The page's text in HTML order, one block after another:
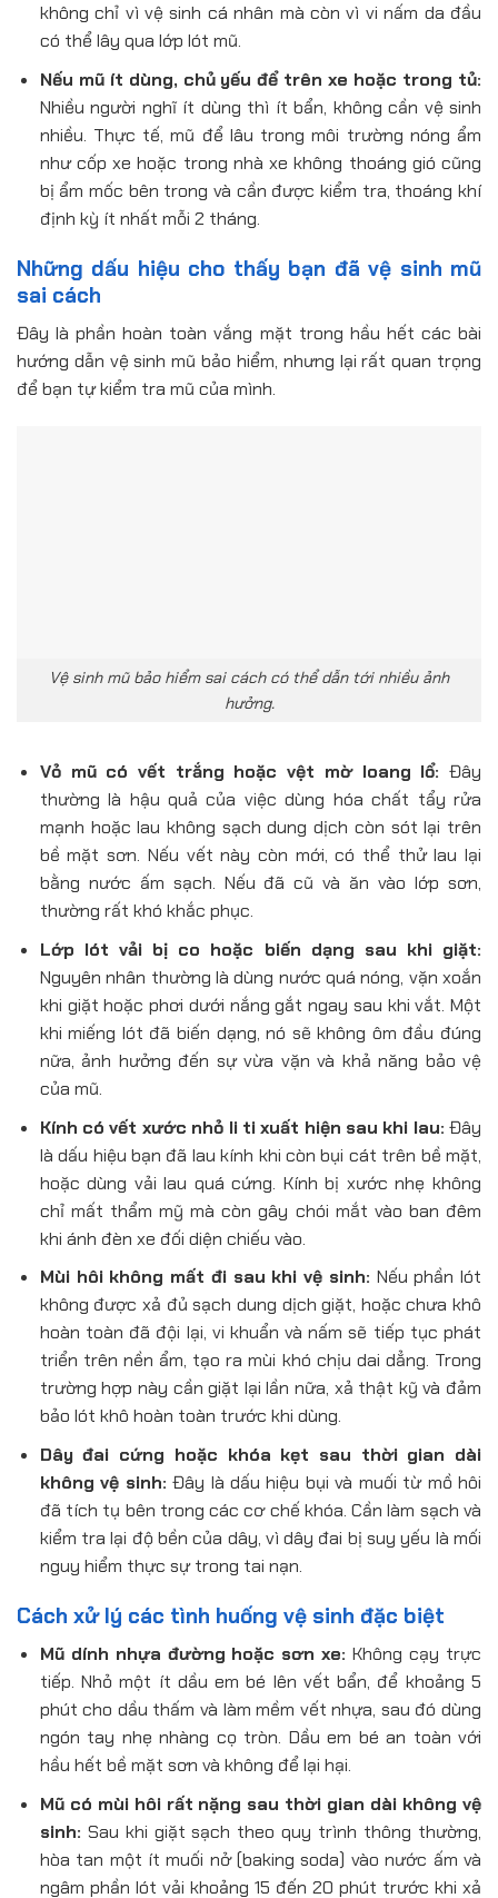
không chỉ vì vệ sinh cá nhân mà còn vì vi nấm da đầu
có thể lây qua lớp lót mũ.
Nếu mũ ít dùng, chủ yếu để trên xe hoặc trong tủ:
Nhiều người nghĩ ít dùng thì ít bẩn, không cần vệ sinh
nhiều. Thực tế, mũ để lâu trong môi trường nóng ẩm
như cốp xe hoặc trong nhà xe không thoáng gió cũng
bị ẩm mốc bên trong và cần được kiểm tra, thoáng khí
định kỳ ít nhất mỗi 2 tháng.
Những dấu hiệu cho thấy bạn đã vệ sinh mũ
sai cách
Đây là phần hoàn toàn vắng mặt trong hầu hết các bài
hướng dẫn vệ sinh mũ bảo hiểm, nhưng lại rất quan trọng
để bạn tự kiểm tra mũ của mình.
Vệ sinh mũ bảo hiểm sai cách có thể dẫn tới nhiều ảnh
hưởng.
Vỏ mũ có vết trắng hoặc vệt mờ loang lổ: Đây
thường là hậu quả của việc dùng hóa chất tẩy rửa
mạnh hoặc lau không sạch dung dịch còn sót lại trên
bề mặt sơn. Nếu vết này còn mới, có thể thử lau lại
bằng nước ấm sạch. Nếu đã cũ và ăn vào lớp sơn,
thường rất khó khắc phục.
Lớp lót vải bị co hoặc biến dạng sau khi giặt:
Nguyên nhân thường là dùng nước quá nóng, vặn xoắn
khi giặt hoặc phơi dưới nắng gắt ngay sau khi vắt. Một
khi miếng lót đã biến dạng, nó sẽ không ôm đầu đúng
nữa, ảnh hưởng đến sự vừa vặn và khả năng bảo vệ
của mũ.
Kính có vết xước nhỏ li ti xuất hiện sau khi lau: Đây
là dấu hiệu bạn đã lau kính khi còn bụi cát trên bề mặt,
hoặc dùng vải lau quá cứng. Kính bị xước nhẹ không
chỉ mất thẩm mỹ mà còn gây chói mắt vào ban đêm
khi ánh đèn xe đối diện chiếu vào.
Mùi hôi không mất đi sau khi vệ sinh: Nếu phần lót
không được xả đủ sạch dung dịch giặt, hoặc chưa khô
hoàn toàn đã đội lại, vi khuẩn và nấm sẽ tiếp tục phát
triển trên nền ẩm, tạo ra mùi khó chịu dai dẳng. Trong
trường hợp này cần giặt lại lần nữa, xả thật kỹ và đảm
bảo lót khô hoàn toàn trước khi dùng.
Dây đai cứng hoặc khóa kẹt sau thời gian dài
không vệ sinh: Đây là dấu hiệu bụi và muối từ mồ hôi
đã tích tụ bên trong các cơ chế khóa. Cần làm sạch và
kiểm tra lại độ bền của dây, vì dây đai bị suy yếu là mối
nguy hiểm thực sự trong tai nạn.
Cách xử lý các tình huống vệ sinh đặc biệt
Mũ dính nhựa đường hoặc sơn xe: Không cạy trực
tiếp. Nhỏ một ít dầu em bé lên vết bẩn, để khoảng 5
phút cho dầu thấm và làm mềm vết nhựa, sau đó dùng
ngón tay nhẹ nhàng cọ tròn. Dầu em bé an toàn với
hầu hết bề mặt sơn và không để lại hại.
Mũ có mùi hôi rất nặng sau thời gian dài không vệ
sinh: Sau khi giặt sạch theo quy trình thông thường,
hòa tan một ít muối nở (baking soda) vào nước ấm và
ngâm phần lót vải khoảng 15 đến 20 phút trước khi xả